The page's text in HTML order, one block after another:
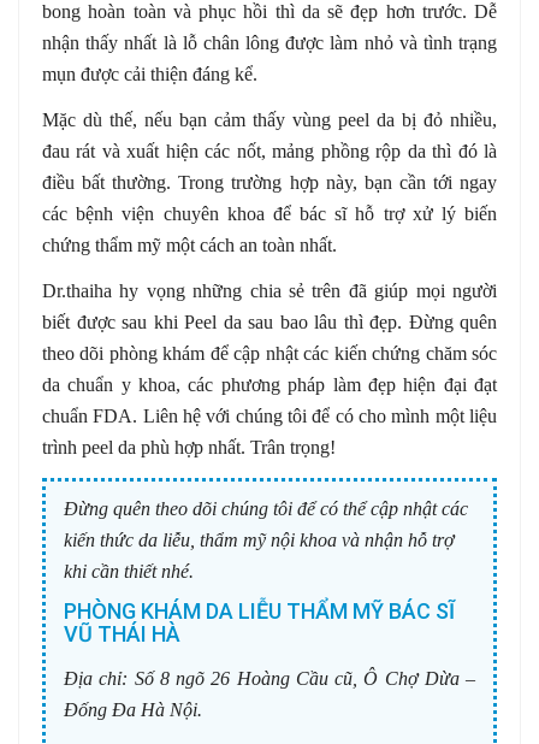
bong hoàn toàn và phục hồi thì da sẽ đẹp hơn trước. Dễ
nhận thấy nhất là lỗ chân lông được làm nhỏ và tình trạng
mụn được cải thiện đáng kể.
Mặc dù thế, nếu bạn cảm thấy vùng peel da bị đỏ nhiều,
đau rát và xuất hiện các nốt, mảng phồng rộp da thì đó là
điều bất thường. Trong trường hợp này, bạn cần tới ngay
các bệnh viện chuyên khoa để bác sĩ hỗ trợ xử lý biến
chứng thẩm mỹ một cách an toàn nhất.
Dr.thaiha hy vọng những chia sẻ trên đã giúp mọi người
biết được sau khi Peel da sau bao lâu thì đẹp. Đừng quên
theo dõi phòng khám để cập nhật các kiến chứng chăm sóc
da chuẩn y khoa, các phương pháp làm đẹp hiện đại đạt
chuẩn FDA. Liên hệ với chúng tôi để có cho mình một liệu
trình peel da phù hợp nhất. Trân trọng!
Đừng quên theo dõi chúng tôi để có thể cập nhật các
kiến thức da liễu, thẩm mỹ nội khoa và nhận hỗ trợ
khi cần thiết nhé.
PHÒNG KHÁM DA LIỄU THẨM MỸ BÁC SĨ
VŨ THÁI HÀ
Địa chỉ: Số 8 ngõ 26 Hoàng Cầu cũ, Ô Chợ Dừa –
Đống Đa Hà Nội.